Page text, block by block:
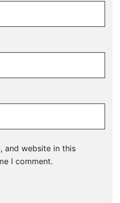
and website in this
I comment.